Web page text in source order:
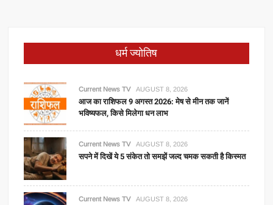
धर्म ज्योतिष
Current News TV AUGUST 8, 2026
आज का राशिफल 9 अगस्त 2026: मेष से मीन तक जानें
भविष्यफल, किसे मिलेगा धन लाभ
Current News TV AUGUST 8, 2026
सपने में दिखें ये 5 संकेत तो समझें जल्द चमक सकती है किस्मत
Current News TV AUGUST 8, 2026